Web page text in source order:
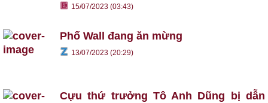
15/07/2023 (03:43)
Phố Wall đang ăn mừng
13/07/2023 (20:29)
Cựu thứ trưởng Tô Anh Dũng bị dẫn